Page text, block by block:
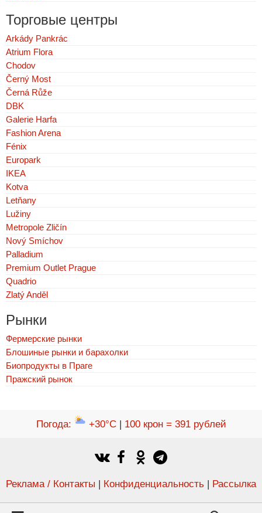
Торговые центры
Arkády Pankrác
Atrium Flora
Chodov
Černý Most
Černá Růže
DBK
Galerie Harfa
Fashion Arena
Fénix
Europark
IKEA
Kotva
Letňany
Lužiny
Metropole Zličín
Nový Smíchov
Palladium
Premium Outlet Prague
Quadrio
Zlatý Anděl
Рынки
Фермерские рынки
Блошиные рынки и барахолки
Биопродукты в Праге
Пражский рынок
Погода: +30°C| 100 крон = 391 рублей
Реклама / Контакты | Конфиденциальность | Рассылка